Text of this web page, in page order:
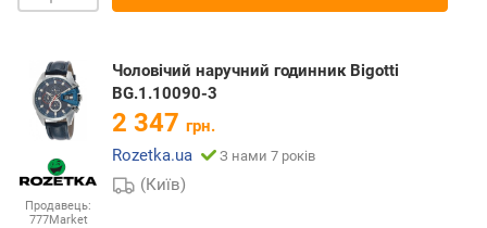
Продавець:
777Market
Чоловічий наручний годинник Bigotti
BG.1.10090-3
2 347 грн.
Rozetka.ua
З нами 7 років
(Київ)